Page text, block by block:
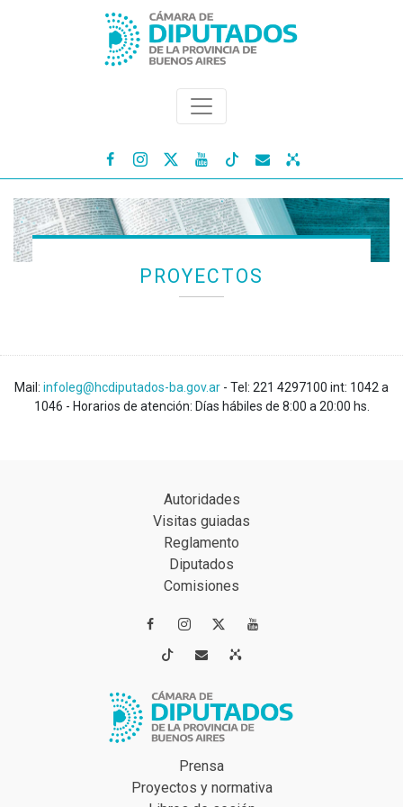
   
PROYECTOS
Mail: infoleg@hcdiputados-ba.gov.ar - Tel: 221 4297100 int: 1042 a
1046 - Horarios de atención: Días hábiles de 8:00 a 20:00 hs.
Autoridades
Visitas guiadas
Reglamento
Diputados
Comisiones
 
 
Prensa
Proyectos y normativa